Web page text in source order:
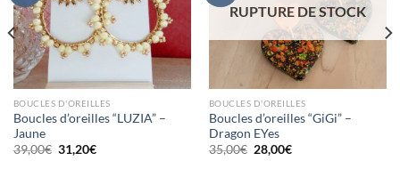
favoris
BOUCLES D'OREILLES
Boucles d’oreilles “LUZIA” –
Jaune
39,00€ Le
prix
31,20€Le
favoris
RUPTURE DE STOCK
BOUCLES D'OREILLES
Boucles d’oreilles “GiGi” –
Dragon EYes
35,00€ Le
prix
28,00€Le